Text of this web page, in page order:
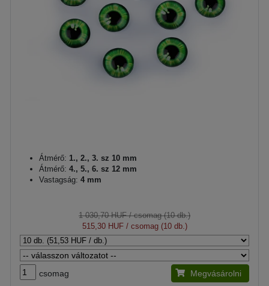
Átmérő: 1., 2., 3. sz 10 mm
Átmérő: 4., 5., 6. sz 12 mm
Vastagság: 4 mm
1 030,70 HUF/ csomag (10 db.)
515,30 HUF/ csomag (10 db.)
csomag Megvásárolni